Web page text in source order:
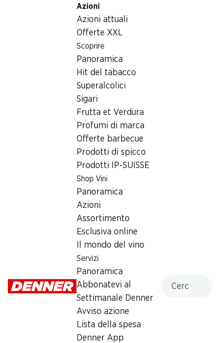
Azioni
Azioni attuali
Offerte XXL
Scoprire
Panoramica
Hit del tabacco
Superalcolici
Sigari
Frutta et Verdura
Profumi di marca
Offerte barbecue
Prodotti di spicco
Prodotti IP-SUISSE
Shop Vini
Panoramica
Azioni
Assortimento
Esclusiva online
Il mondo del vino
Servizi
Panoramica
Abbonatevi al
Settimanale Denner
Avviso azione
Lista della spesa
Denner App
Varie
Liquore di popcorn Berlin Mampe
Liquore di popcorn Berlin
1102444